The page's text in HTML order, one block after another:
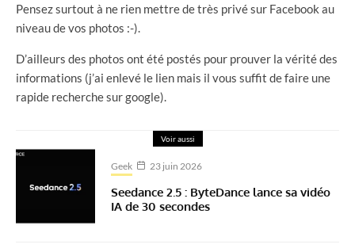
Pensez surtout à ne rien mettre de très privé sur Facebook au
niveau de vos photos :-).
D’ailleurs des photos ont été postés pour prouver la vérité des
informations (j’ai enlevé le lien mais il vous suffit de faire une
rapide recherche sur google).
Voir aussi
Geek 23 juin 2026
Seedance 2.5 : ByteDance lance sa vidéo
IA de 30 secondes